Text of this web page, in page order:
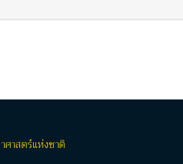
าสตร์แห่งชาติ